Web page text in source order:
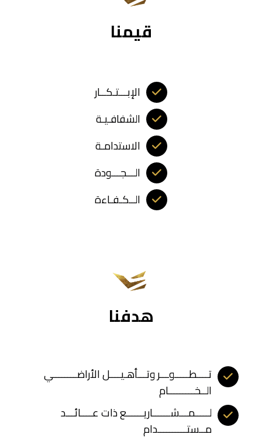
قيمنا
الإبـــتـكــار
الشفافـيـة
الاستدامـة
الـــجـــودة
الــكـفـاءة
هدفنا
تــــطـــــوـــر وتـــأهـيــــل الأراضــــــــي
الــخـــــــــام
لـــــمـــشــــــاريــــــع ذات عــــائـــد
مــستــــــــــدام